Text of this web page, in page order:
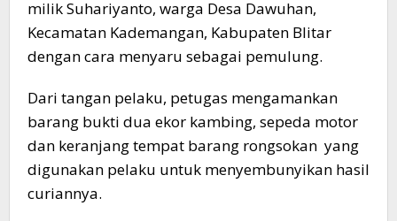
milik Suhariyanto, warga Desa Dawuhan,
Kecamatan Kademangan, Kabupaten Blitar
dengan cara menyaru sebagai pemulung.
Dari tangan pelaku, petugas mengamankan
barang bukti dua ekor kambing, sepeda motor
dan keranjang tempat barang rongsokan yang
digunakan pelaku untuk menyembunyikan hasil
curiannya.